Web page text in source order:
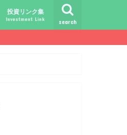
search
投資リンク集
Investment Link